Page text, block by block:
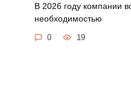
В 2026 году компании
необходимостью
0 19